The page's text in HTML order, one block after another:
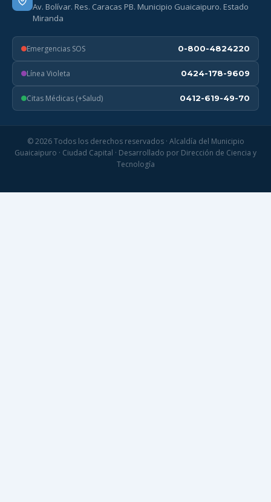
Av. Bolívar. Res. Caracas PB. Municipio Guaicaipuro. Estado
Miranda
Emergencias SOS 0-800-4824220
Línea Violeta 0424-178-9609
Citas Médicas (+Salud) 0412-619-49-70
© 2026 Todos los derechos reservados · Alcaldía del Municipio
Guaicaipuro · Ciudad Capital · Desarrollado por Dirección de Ciencia y
Tecnología